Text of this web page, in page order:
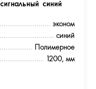
синий
эконом
синий
Полимерное
1200, мм